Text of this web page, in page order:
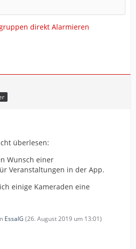
direkt Alarmieren
überlesen:
Wunsch einer
Veranstaltungen in der App.
einige Kameraden eine
EssalG (26. August 2019 um 13:01)